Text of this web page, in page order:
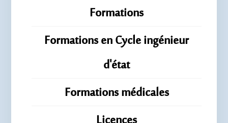
Formations
Formations en Cycle ingénieur
d'état
Formations médicales